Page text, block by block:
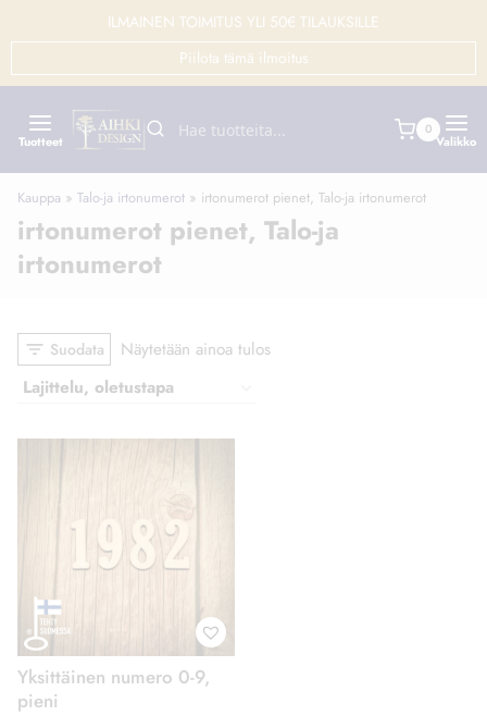
sisältöön
ILMAINEN TOIMITUS YLI 50€ TILAUKSILLE
Piilota tämä ilmoitus
Tuotteet
0
Valikko
Kauppa » Talo-ja irtonumerot » irtonumerot pienet, Talo-ja irtonumerot
irtonumerot pienet, Talo-ja
irtonumerot
Suodata Näytetään ainoa tulos
Yksittäinen numero 0-9,
pieni